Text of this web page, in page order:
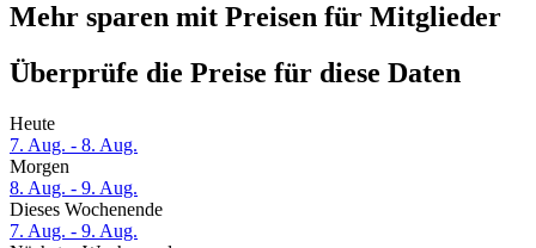
Mehr sparen mit Preisen für Mitglieder
Überprüfe die Preise für diese Daten
Heute
7. Aug. - 8. Aug.
Morgen
8. Aug. - 9. Aug.
Dieses Wochenende
7. Aug. - 9. Aug.